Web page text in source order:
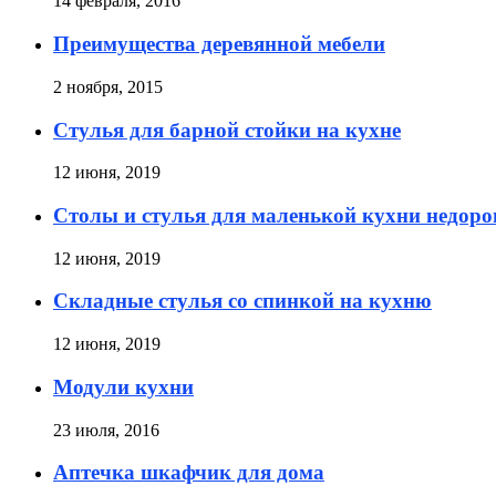
Преимущества деревянной мебели
2 ноября, 2015
Стулья для барной стойки на кухне
12 июня, 2019
Столы и стулья для маленькой кухни
12 июня, 2019
Складные стулья со спинкой на кухню
12 июня, 2019
Модули кухни
23 июля, 2016
Аптечка шкафчик для дома